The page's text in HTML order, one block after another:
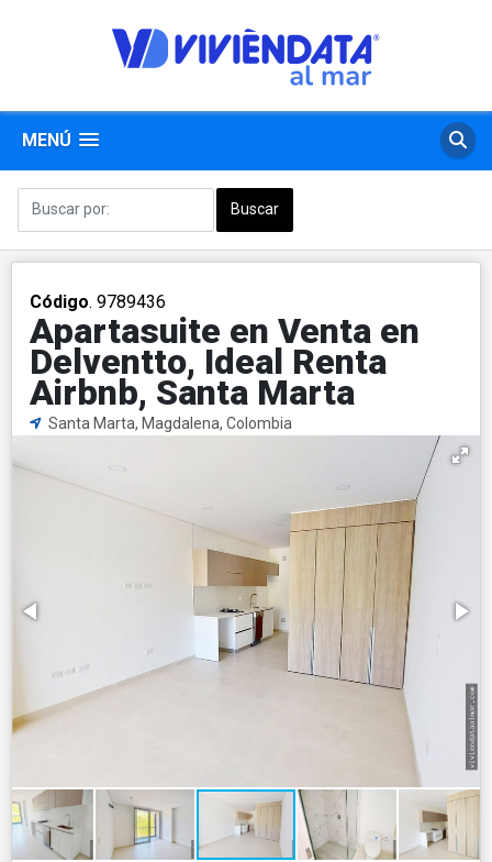
MENÚ
Código. 9789436
Apartasuite en Venta en
Delventto, Ideal Renta
Airbnb, Santa Marta
Santa Marta, Magdalena, Colombia